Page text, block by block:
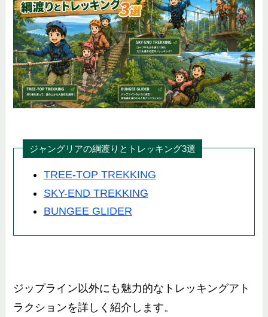
ジャングリアの綱渡りとトレッキング3選
TREE-TOP TREKKING
SKY-END TREKKING
BUNGEE GLIDER
ジップライン以外にも魅力的なトレッキングアト
ラクションを詳しく紹介します。